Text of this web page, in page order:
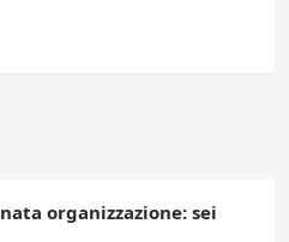
organizzazione: sei